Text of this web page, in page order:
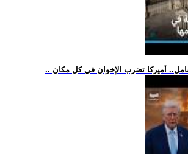
أميركا تضرب الإخوان في كل مكان